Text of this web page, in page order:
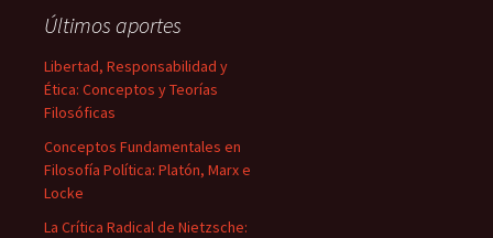
Últimos aportes
Libertad, Responsabilidad y
Ética: Conceptos y Teorías
Filosóficas
Conceptos Fundamentales en
Filosofía Política: Platón, Marx e
Locke
La Crítica Radical de Nietzsche: